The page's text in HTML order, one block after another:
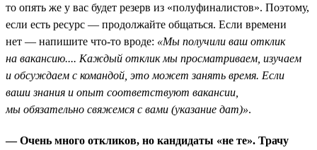
то опять же у вас будет резерв из «полуфиналистов». Поэтому,
если есть ресурс — продолжайте общаться. Если времени
нет — напишите что-то вроде: «Мы получили ваш отклик
на вакансию.... Каждый отклик мы просматриваем, изучаем
и обсуждаем с командой, это может занять время. Если
ваши знания и опыт соответствуют вакансии,
мы обязательно свяжемся с вами (указание дат)».
— Очень много откликов, но кандидаты «не те». Трачу